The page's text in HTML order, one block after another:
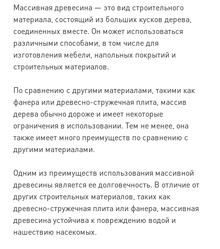
Массивная древесина — это вид строительного
материала, состоящий из больших кусков дерева,
соединенных вместе. Он может использоваться
различными способами, в том числе для
изготовления мебели, напольных покрытий и
строительных материалов.
По сравнению с другими материалами, такими как
фанера или древесно-стружечная плита, массив
дерева обычно дороже и имеет некоторые
ограничения в использовании. Тем не менее, она
также имеет много преимуществ по сравнению с
другими материалами.
Одним из преимуществ использования массивной
древесины является ее долговечность. В отличие от
других строительных материалов, таких как
древесно-стружечная плита или фанера, массивная
древесина устойчива к повреждению водой и
нашествию насекомых.